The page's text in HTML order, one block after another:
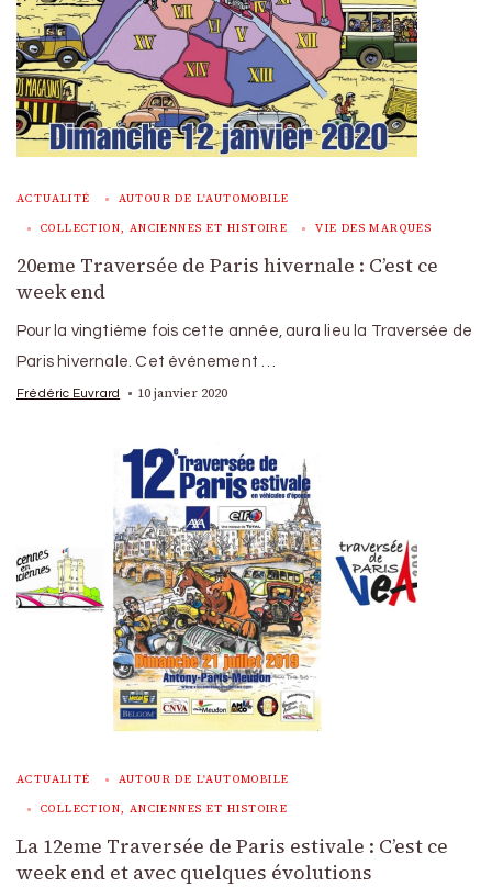
ACTUALITÉ AUTOUR DE L'AUTOMOBILE
COLLECTION, ANCIENNES ET HISTOIRE VIE DES MARQUES
20eme Traversée de Paris hivernale : C’est ce
week end
Pour la vingtième fois cette année, aura lieu la Traversée de
Paris hivernale. Cet événement …
Frédéric Euvrard 10 janvier 2020
ACTUALITÉ AUTOUR DE L'AUTOMOBILE
COLLECTION, ANCIENNES ET HISTOIRE
La 12eme Traversée de Paris estivale : C’est ce
week end et avec quelques évolutions